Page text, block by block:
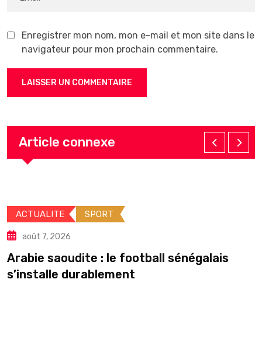
Enregistrer mon nom, mon e-mail et mon site dans le
navigateur pour mon prochain commentaire.
Article connexe
SPORT
7, 2026
saoudite : le football sénégalais
durablement